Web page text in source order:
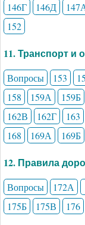
146Г
146Д
152
11. Транспорт
Вопросы 153
158
159А 159Б
162В
162Г 163
168
169А 169Б
12. Правила
Вопросы 172А
175Б
175В 176